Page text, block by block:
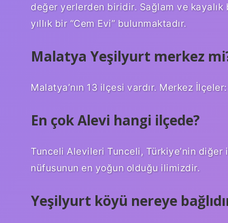
değer yerlerden biridir. Sağlam ve
yıllık bir “Cem Evi” bulunmaktadır.
Malatya Yeşilyurt merkez
Malatya’nın 13 ilçesi vardır. Merkez
En çok Alevi hangi ilçede?
Tunceli Alevileri Tunceli, Türkiye’nin diğer
nüfusunun en yoğun olduğu ilimizdir.
Yeşilyurt köyü nereye